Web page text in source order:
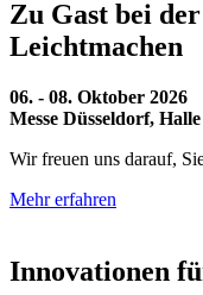
Zu Gast bei
Leichtmachen
06. - 08. Oktober 2026
Messe Düsseldorf,
Wir freuen uns darauf,
Mehr erfahren
Innovationen